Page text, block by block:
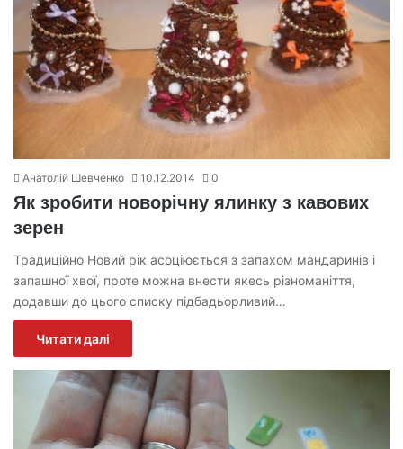
Анатолій Шевченко 10.12.2014 0
Як зробити новорічну ялинку з кавових
зерен
Традиційно Новий рік асоціюється з запахом мандаринів і
запашної хвої, проте можна внести якесь різноманіття,
додавши до цього списку підбадьорливий…
Читати далі